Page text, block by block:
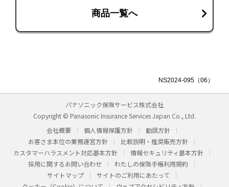
商品一覧へ
NS2024-095（06）
パナソニック保険サービス株式会社
Copyright © Panasonic Insurance Services Japan Co., Ltd.
会社概要
個人情報保護方針
勧誘方針
お客さま本位の業務運営方針
比較説明・推奨販売方針
カスタマーハラスメント対応基本方針
情報セキュリティ基本方針
採用に関するお問い合わせ
わたしの保険手帳利用規約
サイトマップ
サイトのご利用にあたって